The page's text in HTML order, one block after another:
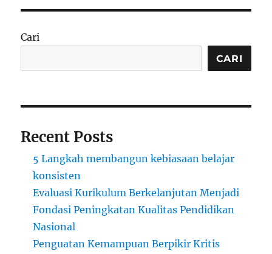
Cari
CARI
Recent Posts
5 Langkah membangun kebiasaan belajar
konsisten
Evaluasi Kurikulum Berkelanjutan Menjadi
Fondasi Peningkatan Kualitas Pendidikan
Nasional
Penguatan Kemampuan Berpikir Kritis